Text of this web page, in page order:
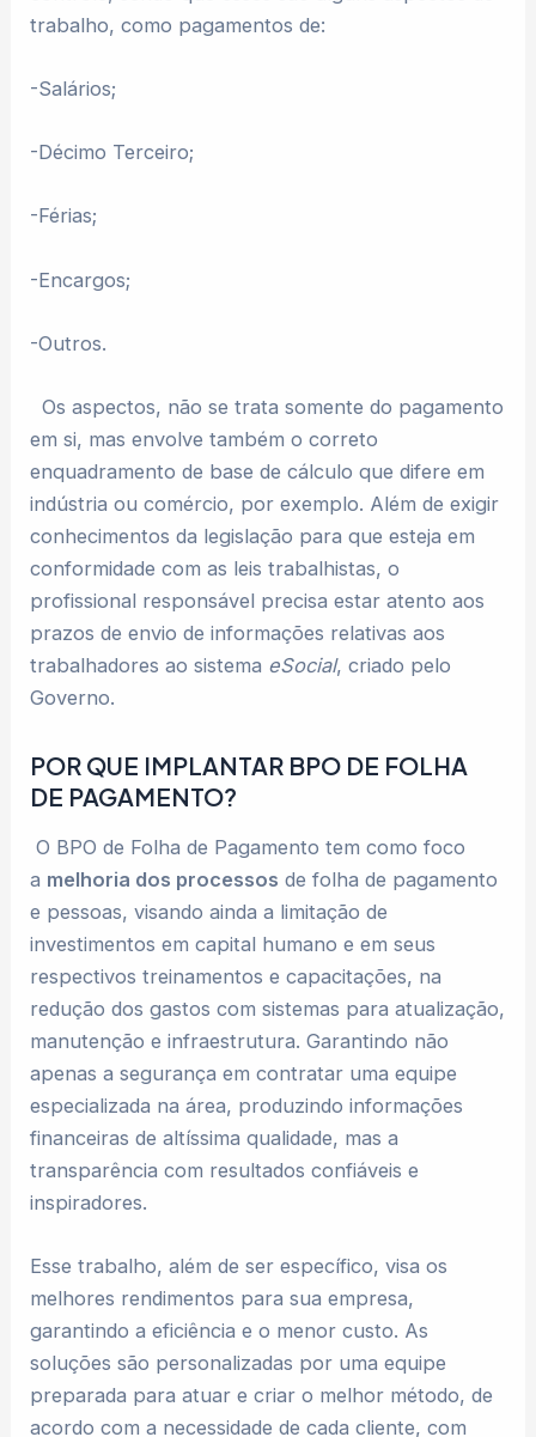
trabalho, como pagamentos de:
-Salários;
-Décimo Terceiro;
-Férias;
-Encargos;
-Outros.
Os aspectos, não se trata somente do pagamento
em si, mas envolve também o correto
enquadramento de base de cálculo que difere em
indústria ou comércio, por exemplo. Além de exigir
conhecimentos da legislação para que esteja em
conformidade com as leis trabalhistas, o
profissional responsável precisa estar atento aos
prazos de envio de informações relativas aos
trabalhadores ao sistema eSocial, criado pelo
Governo.
POR QUE IMPLANTAR BPO DE FOLHA
DE PAGAMENTO?
O BPO de Folha de Pagamento tem como foco
a melhoria dos processos de folha de pagamento
e pessoas, visando ainda a limitação de
investimentos em capital humano e em seus
respectivos treinamentos e capacitações, na
redução dos gastos com sistemas para atualização,
manutenção e infraestrutura. Garantindo não
apenas a segurança em contratar uma equipe
especializada na área, produzindo informações
financeiras de altíssima qualidade, mas a
transparência com resultados confiáveis e
inspiradores.
Esse trabalho, além de ser específico, visa os
melhores rendimentos para sua empresa,
garantindo a eficiência e o menor custo. As
soluções são personalizadas por uma equipe
preparada para atuar e criar o melhor método, de
acordo com a necessidade de cada cliente, com